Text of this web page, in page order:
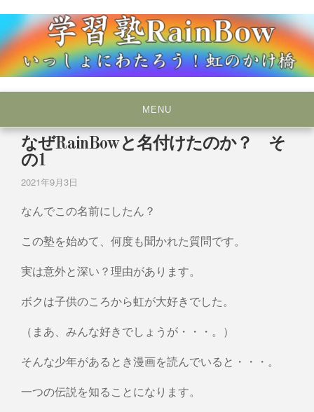
to
content
学習塾RainBow
MENU
なぜRainBowと名付けたのか？ そ
の1
2021年9月3日
なんでこの名前にしたん？
この塾を始めて、何度も聞かれた質問です。
実は意外と深い？理由があります。
ボクは子供のころから虹が大好きでした。
（まあ、みんな好きでしょうが・・・。）
そんな少年があるとき漫画を読んでいると・・・。
一つの伝説を知ることになります。